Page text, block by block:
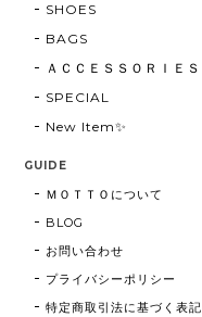
SHOES
BAGS
ＡＣＣＥＳＳＯＲＩＥＳ
SPECIAL
New Item✨
GUIDE
ＭＯＴＴＯについて
BLOG
お問い合わせ
プライバシーポリシー
特定商取引法に基づく表記